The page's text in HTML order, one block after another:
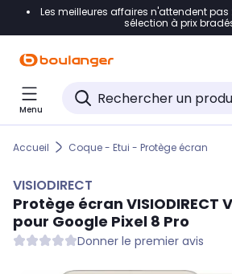
Accéder directement à la
Accéder directement au pied de
Accéder directement au chatbot
Les meilleures affaires n'attendent pas
sélection à prix
Menu
Accueil Coque - Etui - Protège écran
VISIODIRECT
Protège écran VISIODIRECT
pour Google Pixel 8 Pro
Donner le premier avis